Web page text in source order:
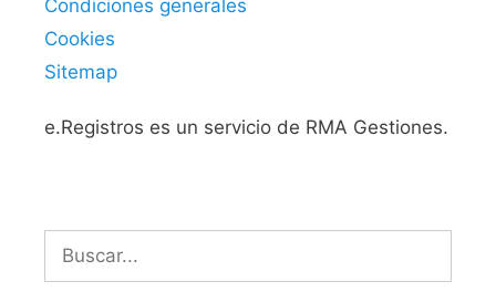
Condiciones generales
Cookies
Sitemap
e.Registros es un servicio de RMA Gestiones.